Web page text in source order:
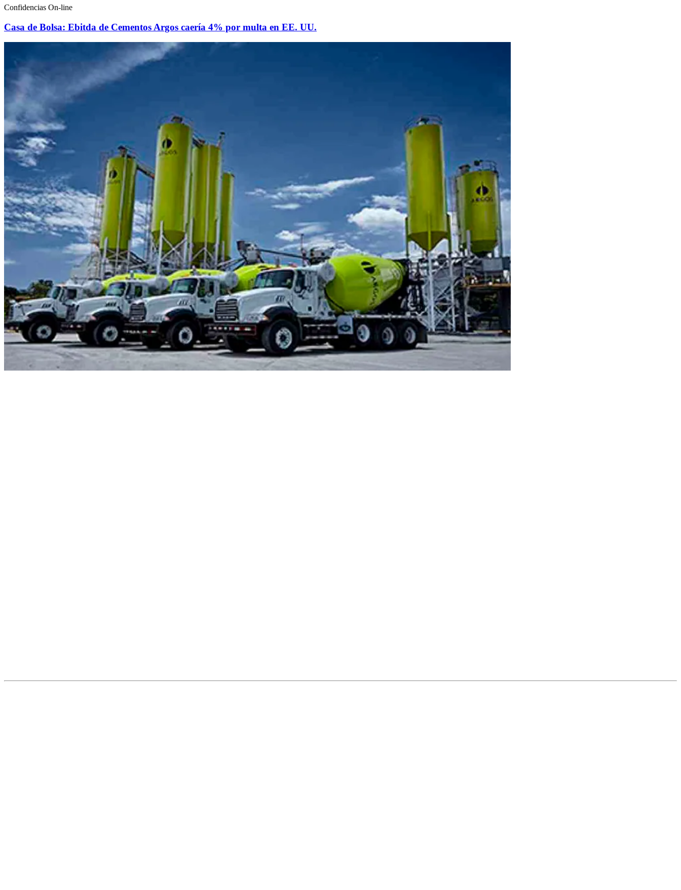
Confidencias On-line
Casa de Bolsa: Ebitda de Cementos Argos caería 4% por multa en EE. UU.